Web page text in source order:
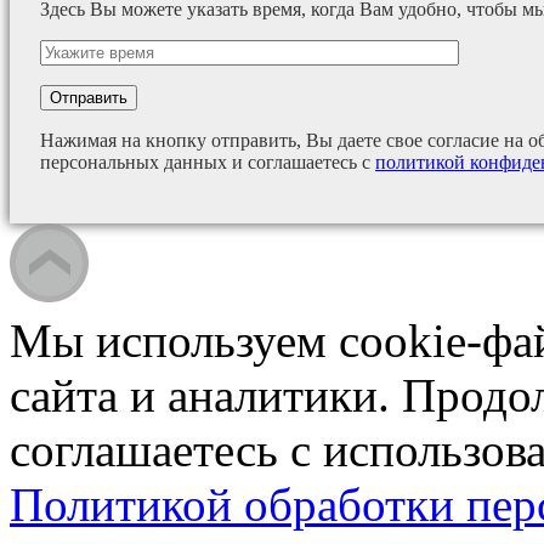
Здесь Вы можете указать время, когда Вам удобно, чтобы
Нажимая на кнопку отправить, Вы даете свое согласие на
персональных данных и соглашаетесь с политикой
Мы используем cookie-
сайта и аналитики.
соглашаетесь с
Политикой обработки